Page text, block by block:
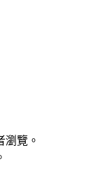
瀏覽。